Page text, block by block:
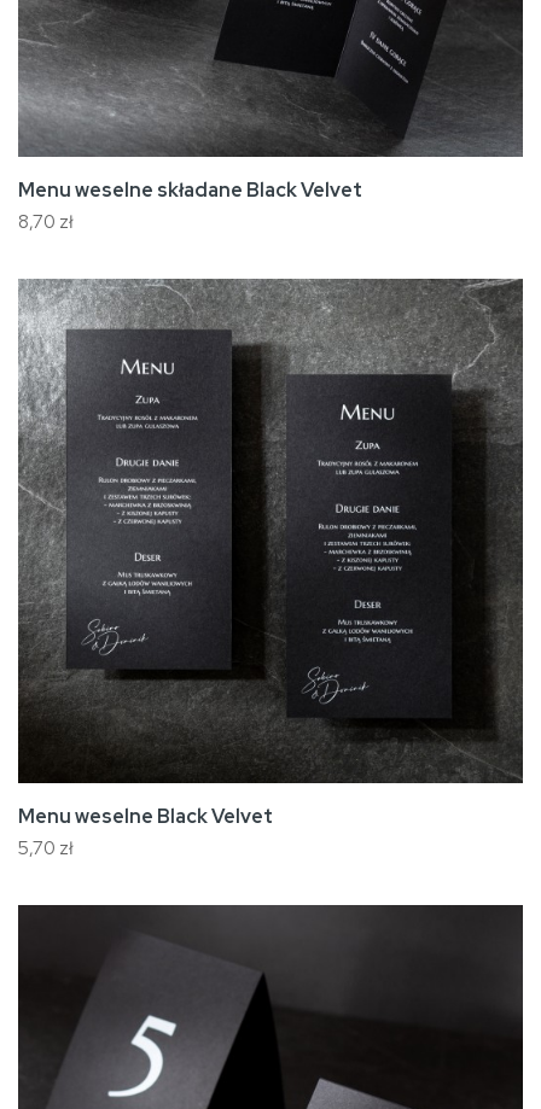
Menu weselne składane Black Velvet
8,70 zł
Menu weselne Black Velvet
5,70 zł